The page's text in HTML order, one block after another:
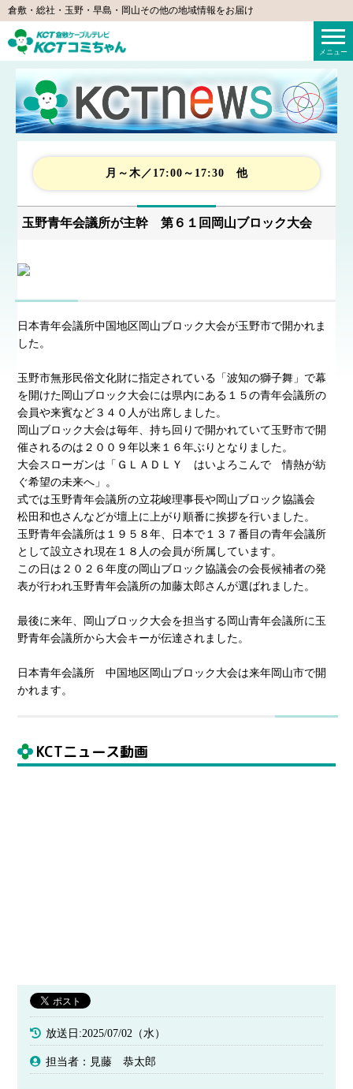
倉敷・総社・玉野・早島・岡山その他の地域情報をお届け
KCTコミちゃん（倉敷ケーブルテレビ）
メニュー
月～木／17:00～17:30 他
玉野青年会議所が主幹 第６１回岡山ブロック大会
日本青年会議所中国地区岡山ブロック大会が玉野市で開かれま
した。
玉野市無形民俗文化財に指定されている「波知の獅子舞」で幕
を開けた岡山ブロック大会には県内にある１５の青年会議所の
会員や来賓など３４０人が出席しました。
岡山ブロック大会は毎年、持ち回りで開かれていて玉野市で開
催されるのは２００９年以来１６年ぶりとなりました。
大会スローガンは「ＧＬＡＤＬＹ はいよろこんで 情熱が紡
ぐ希望の未来へ」。
式では玉野青年会議所の立花峻理事長や岡山ブロック協議会
松田和也さんなどが壇上に上がり順番に挨拶を行いました。
玉野青年会議所は１９５８年、日本で１３７番目の青年会議所
として設立され現在１８人の会員が所属しています。
この日は２０２６年度の岡山ブロック協議会の会長候補者の発
表が行われ玉野青年会議所の加藤太郎さんが選ばれました。
最後に来年、岡山ブロック大会を担当する岡山青年会議所に玉
野青年会議所から大会キーが伝達されました。
日本青年会議所 中国地区岡山ブロック大会は来年岡山市で開
かれます。
KCTニュース動画
放送日:2025/07/02（水）
担当者：見藤 恭太郎